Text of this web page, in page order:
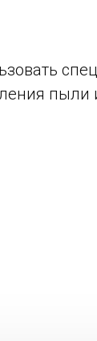
пыли